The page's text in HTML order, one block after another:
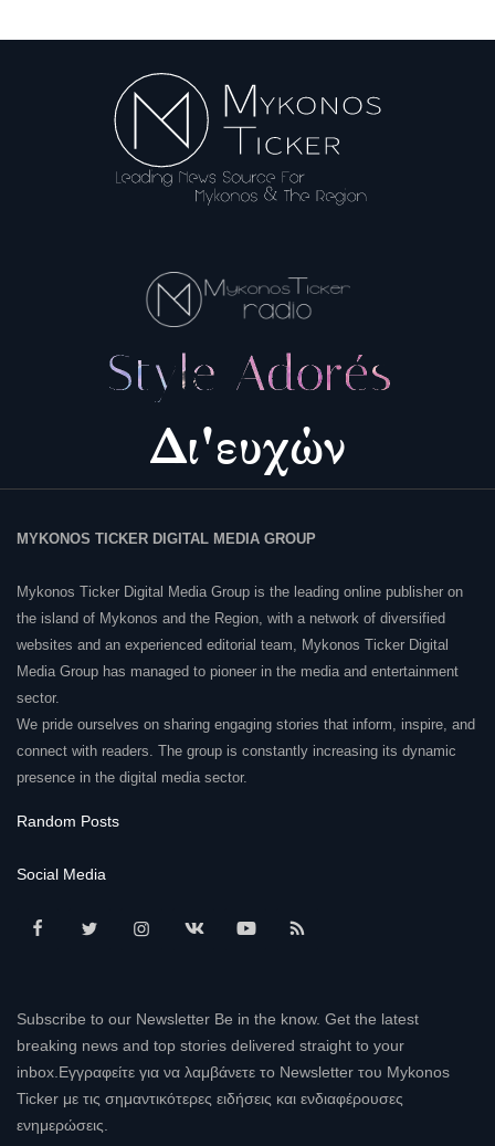
MYKONOS TICKER DIGITAL MEDIA GROUP
Mykonos Ticker Digital Media Group is the leading online publisher on
the island of Mykonos and the Region, with a network of diversified
websites and an experienced editorial team, Mykonos Ticker Digital
Media Group has managed to pioneer in the media and entertainment
sector.
We pride ourselves on sharing engaging stories that inform, inspire, and
connect with readers. The group is constantly increasing its dynamic
presence in the digital media sector.
Random Posts
Social Media
Subscribe to our Newsletter Be in the know. Get the latest
breaking news and top stories delivered straight to your
inbox.Εγγραφείτε για να λαμβάνετε το Newsletter του Mykonos
Ticker με τις σημαντικότερες ειδήσεις και ενδιαφέρουσες
ενημερώσεις.